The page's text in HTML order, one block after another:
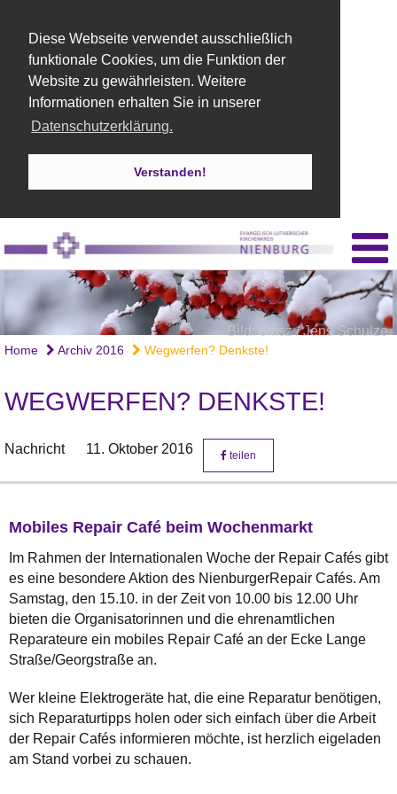
Diese Webseite verwendet ausschließlich
funktionale Cookies, um die Funktion der
Website zu gewährleisten. Weitere
Informationen erhalten Sie in unserer
Datenschutzerklärung.
Verstanden!
Bild: emsz / Jens Schulze
Home Archiv 2016 Wegwerfen? Denkste!
WEGWERFEN? DENKSTE!
Nachricht 11. Oktober 2016 teilen
Mobiles Repair Café beim Wochenmarkt
Im Rahmen der Internationalen Woche der Repair Cafés gibt
es eine besondere Aktion des NienburgerRepair Cafés. Am
Samstag, den 15.10. in der Zeit von 10.00 bis 12.00 Uhr
bieten die Organisatorinnen und die ehrenamtlichen
Reparateure ein mobiles Repair Café an der Ecke Lange
Straße/Georgstraße an.
Wer kleine Elektrogeräte hat, die eine Reparatur benötigen,
sich Reparaturtipps holen oder sich einfach über die Arbeit
der Repair Cafés informieren möchte, ist herzlich eigeladen
am Stand vorbei zu schauen.